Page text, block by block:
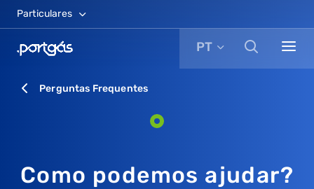
Particulares
PT
Perguntas Frequentes
Como podemos ajudar?